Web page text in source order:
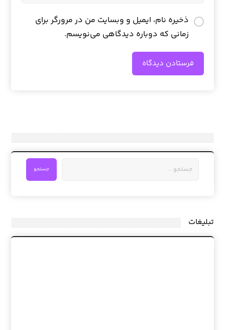
ذخیره نام، ایمیل و وبسایت من در مرورگر برای
زمانی که دوباره دیدگاهی می‌نویسم.
فرستادن دیدگاه
جستجو
تبلیغات